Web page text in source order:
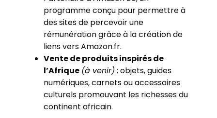
programme conçu pour permettre à
des sites de percevoir une
rémunération grâce à la création de
liens vers Amazon.fr.
Vente de produits inspirés de
l’Afrique (à venir) : objets, guides
numériques, carnets ou accessoires
culturels promouvant les richesses du
continent africain.